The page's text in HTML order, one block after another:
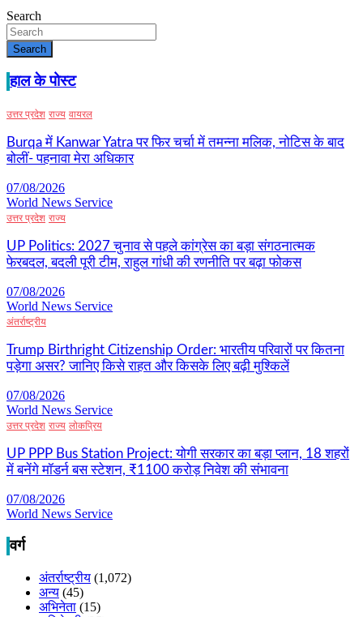
Search
Search
हाल के पोस्ट
उत्तर प्रदेश राज्य वायरल
Burqa में Kanwar Yatra पर फिर चर्चा में तमन्ना मलिक, नोटिस के बाद
बोलीं- पहनावा मेरा अधिकार
07/08/2026
World News Service
उत्तर प्रदेश राज्य
UP Politics: 2027 चुनाव से पहले कांग्रेस का बड़ा संगठनात्मक
फेरबदल, बदली पूरी टीम, राहुल गांधी की रणनीति पर बढ़ा फोकस
07/08/2026
World News Service
अंतर्राष्ट्रीय
Trump Birthright Citizenship Order: भारतीय परिवारों पर कितना
पड़ेगा असर? जानिए किसे राहत और किसके लिए बढ़ी मुश्किलें
07/08/2026
World News Service
उत्तर प्रदेश राज्य लोकप्रिय
UP PPP Bus Station Project: योगी सरकार का बड़ा प्लान, 18 शहरों
में बनेंगे मॉडर्न बस स्टेशन, ₹1100 करोड़ निवेश की संभावना
07/08/2026
World News Service
वर्ग
अंतर्राष्ट्रीय (1,072)
अन्य (45)
अभिनेता (15)